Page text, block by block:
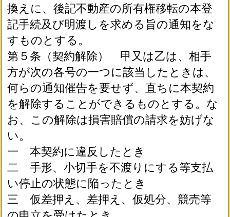
換えに、後記不動産の所有権移転の本登
記手続及び明渡しを求める旨の通知をな
すものとする。
第５条（契約解除） 甲又は乙は、相手
方が次の各号の一つに該当したときは、
何らの通知催告を要せず、直ちに本契約
を解除することができるものとする。な
お、この解除は損害賠償の請求を妨げな
い。
一 本契約に違反したとき
二 手形、小切手を不渡りにする等支払
い停止の状態に陥ったとき
三 仮差押え、差押え、仮処分、競売等